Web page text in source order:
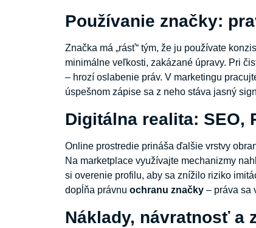
Používanie značky:
Značka má „rásť“ tým, že ju používate
minimálne veľkosti, zakázané úpravy. Pri
– hrozí oslabenie práv. V marketingu
úspešnom zápise sa z neho stáva jasný
Digitálna realita: SEO,
Online prostredie prináša ďalšie vrstvy
Na marketplace využívajte mechanizmy
si overenie profilu, aby sa znížilo riziko
dopĺňa právnuochranu značky – práva sa
Náklady, návratnosť a